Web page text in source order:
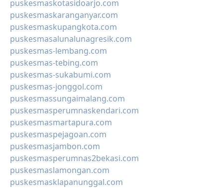
puskesmaskotasidoarjo.com
puskesmaskaranganyar.com
puskesmaskupangkota.com
puskesmasalunalunagresik.com
puskesmas-lembang.com
puskesmas-tebing.com
puskesmas-sukabumi.com
puskesmas-jonggol.com
puskesmassungaimalang.com
puskesmasperumnaskendari.com
puskesmasmartapura.com
puskesmaspejagoan.com
puskesmasjambon.com
puskesmasperumnas2bekasi.com
puskesmaslamongan.com
puskesmasklapanunggal.com